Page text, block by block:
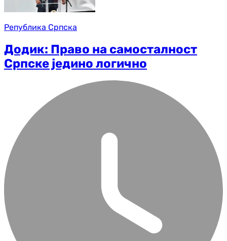
Република Српска
Додик: Право на самосталност
Српске једино логично